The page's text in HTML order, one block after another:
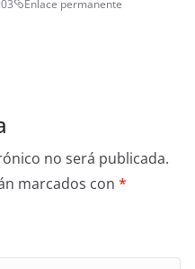
Enlace permanente
no será publicada.
marcados con *